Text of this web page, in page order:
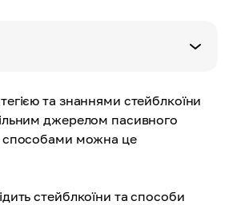
та знаннями стейблкоїни
джерелом пасивного
можна це
стейблкоїни та способи